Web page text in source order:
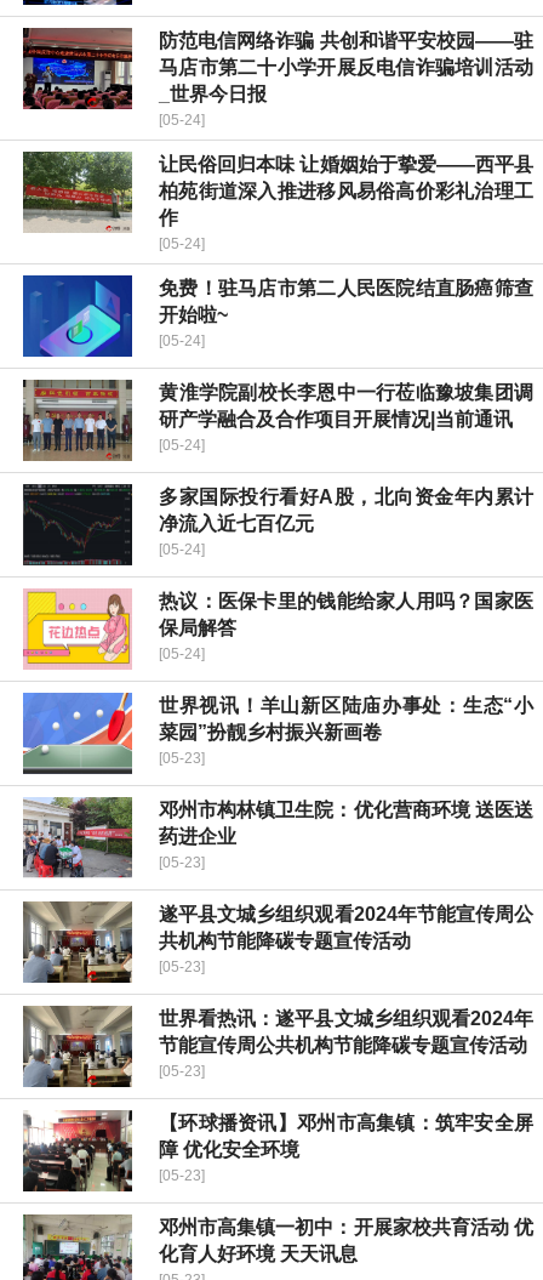
防范电信网络诈骗 共创和谐平安校园——驻
马店市第二十小学开展反电信诈骗培训活动
_世界今日报
[05-24]
​让民俗回归本味 让婚姻始于挚爱——西平县
柏苑街道深入推进移风易俗高价彩礼治理工
作
[05-24]
免费！驻马店市第二人民医院结直肠癌筛查
开始啦~
[05-24]
​黄淮学院副校长李恩中一行莅临豫坡集团调
研产学融合及合作项目开展情况|当前通讯
[05-24]
多家国际投行看好A股，北向资金年内累计
净流入近七百亿元
[05-24]
热议：医保卡里的钱能给家人用吗？国家医
保局解答
[05-24]
世界视讯！羊山新区陆庙办事处：生态“小
菜园”扮靓乡村振兴新画卷
[05-23]
邓州市构林镇卫生院：优化营商环境 送医送
药进企业
[05-23]
遂平县文城乡组织观看2024年节能宣传周公
共机构节能降碳专题宣传活动
[05-23]
世界看热讯：遂平县文城乡组织观看2024年
节能宣传周公共机构节能降碳专题宣传活动
[05-23]
【环球播资讯】邓州市高集镇：筑牢安全屏
障 优化安全环境
[05-23]
邓州市高集镇一初中：开展家校共育活动 优
化育人好环境 天天讯息